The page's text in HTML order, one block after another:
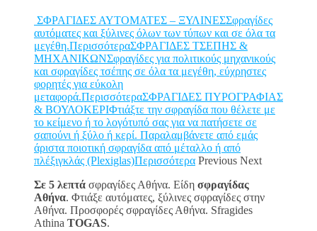
ΣΦΡΑΓΙΔΕΣ ΑΥΤΟΜΑΤΕΣ – ΞΥΛΙΝΕΣΣφραγίδες
αυτόματες και ξύλινες όλων των τύπων και σε όλα τα
μεγέθη.ΠερισσότεραΣΦΡΑΓΙΔΕΣ ΤΣΕΠΗΣ &
ΜΗΧΑΝΙΚΩΝΣφραγίδες για πολιτικούς μηχανικούς
και σφραγίδες τσέπης σε όλα τα μεγέθη, εύχρηστες
φορητές για εύκολη
μεταφορά.ΠερισσότεραΣΦΡΑΓΙΔΕΣ ΠΥΡΟΓΡΑΦΙΑΣ
& ΒΟΥΛΟΚΕΡΙΦτιάξτε την σφραγίδα που θέλετε με
το κείμενο ή το λογότυπό σας για να πατήσετε σε
σαπούνι ή ξύλο ή κερί. Παραλαμβάνετε από εμάς
άριστα ποιοτική σφραγίδα από μέταλλο ή από
πλέξιγκλάς (Plexiglas)Περισσότερα Previous Next
Σε 5 λεπτά σφραγίδες Αθήνα. Είδη σφραγίδας
Αθήνα. Φτιάξε αυτόματες, ξύλινες σφραγίδες στην
Αθήνα. Προσφορές σφραγίδες Αθήνα. Sfragides
Athina TOGAS.